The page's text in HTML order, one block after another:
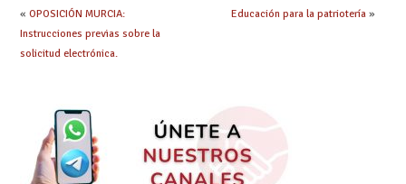
« OPOSICIÓN MURCIA:
Instrucciones previas sobre la
solicitud electrónica.
Educación para la patriotería»